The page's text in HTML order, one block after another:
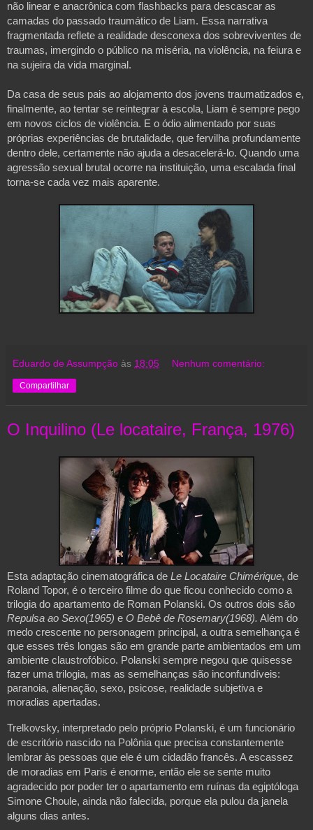
não linear e anacrônica com flashbacks para descascar as
camadas do passado traumático de Liam. Essa narrativa
fragmentada reflete a realidade desconexa dos sobreviventes de
traumas, imergindo o público na miséria, na violência, na feiura e
na sujeira da vida marginal.
Da casa de seus pais ao alojamento dos jovens traumatizados e,
finalmente, ao tentar se reintegrar à escola, Liam é sempre pego
em novos ciclos de violência. E o ódio alimentado por suas
próprias experiências de brutalidade, que fervilha profundamente
dentro dele, certamente não ajuda a desacelerá-lo. Quando uma
agressão sexual brutal ocorre na instituição, uma escalada final
torna-se cada vez mais aparente.
Eduardo de Assumpção às 18:05 Nenhum comentário:
Compartilhar
O Inquilino (Le locataire, França, 1976)
Esta adaptação cinematográfica de Le Locataire Chimérique, de
Roland Topor, é o terceiro filme do que ficou conhecido como a
trilogia do apartamento de Roman Polanski. Os outros dois são
Repulsa ao Sexo(1965) e O Bebê de Rosemary(1968). Além do
medo crescente no personagem principal, a outra semelhança é
que esses três longas são em grande parte ambientados em um
ambiente claustrofóbico. Polanski sempre negou que quisesse
fazer uma trilogia, mas as semelhanças são inconfundíveis:
paranoia, alienação, sexo, psicose, realidade subjetiva e
moradias apertadas.
Trelkovsky, interpretado pelo próprio Polanski, é um funcionário
de escritório nascido na Polônia que precisa constantemente
lembrar às pessoas que ele é um cidadão francês. A escassez
de moradias em Paris é enorme, então ele se sente muito
agradecido por poder ter o apartamento em ruínas da egiptóloga
Simone Choule, ainda não falecida, porque ela pulou da janela
alguns dias antes.